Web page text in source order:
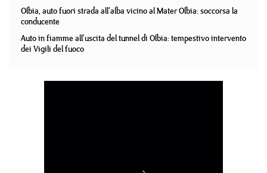
Olbia, auto fuori strada all'alba vicino al Mater Olbia: soccorsa la
conducente
Auto in fiamme all'uscita del tunnel di Olbia: tempestivo intervento
dei Vigili del fuoco